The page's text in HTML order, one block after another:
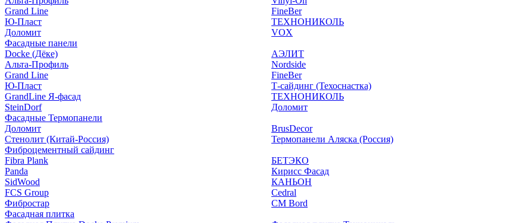
Grand Line
Ю-Пласт
Доломит
FineBer
ТЕХНОНИКОЛЬ
VOX
Фасадные панели
Docke (Дёке)
Альта-Профиль
Grand Line
Ю-Пласт
GrandLine Я-фасад
SteinDorf
АЭЛИТ
Nordside
FineBer
Т-сайдинг (Техоснастка)
ТЕХНОНИКОЛЬ
Доломит
Фасадные Термопанели
Доломит
Стенолит (Китай-Россия)
BrusDecor
Термопанели Аляска (Россия)
Фиброцементный сайдинг
Fibra Plank
Panda
SidWood
FCS Group
Фибростар
БЕТЭКО
Кирисс Фасад
КАНЬОН
Cedral
CM Bord
Фасадная плитка